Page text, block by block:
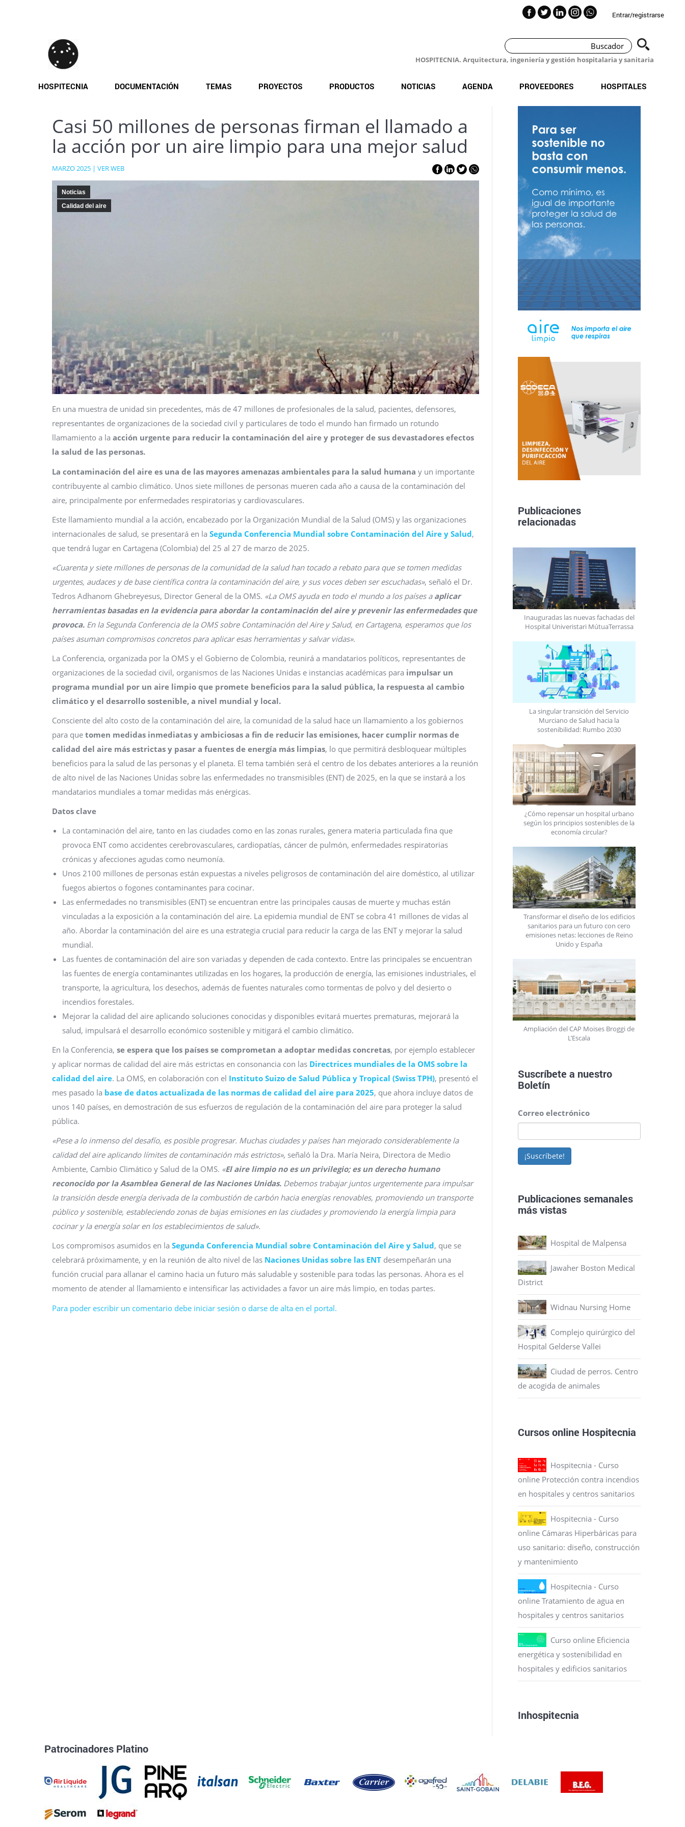
Entrar/registrarse
HOSPITECNIA. Arquitectura, ingeniería y gestión hospitalaria y sanitaria
HOSPITECNIA DOCUMENTACIÓN TEMAS PROYECTOS PRODUCTOS NOTICIAS AGENDA PROVEEDORES HOSPITALES
Casi 50 millones de personas firman el llamado a
la acción por un aire limpio para una mejor salud
MARZO 2025 | VER WEB
Noticias
Calidad del aire
En una muestra de unidad sin precedentes, más de 47 millones de profesionales de la salud, pacientes, defensores,
representantes de organizaciones de la sociedad civil y particulares de todo el mundo han firmado un rotundo
llamamiento a la acción urgente para reducir la contaminación del aire y proteger de sus devastadores efectos
la salud de las personas.
La contaminación del aire es una de las mayores amenazas ambientales para la salud humana y un importante
contribuyente al cambio climático. Unos siete millones de personas mueren cada año a causa de la contaminación del
aire, principalmente por enfermedades respiratorias y cardiovasculares.
Este llamamiento mundial a la acción, encabezado por la Organización Mundial de la Salud (OMS) y las organizaciones
internacionales de salud, se presentará en la Segunda Conferencia Mundial sobre Contaminación del Aire y Salud,
que tendrá lugar en Cartagena (Colombia) del 25 al 27 de marzo de 2025.
«Cuarenta y siete millones de personas de la comunidad de la salud han tocado a rebato para que se tomen medidas
urgentes, audaces y de base científica contra la contaminación del aire, y sus voces deben ser escuchadas», señaló el Dr.
Tedros Adhanom Ghebreyesus, Director General de la OMS. «La OMS ayuda en todo el mundo a los países a aplicar
herramientas basadas en la evidencia para abordar la contaminación del aire y prevenir las enfermedades que
provoca. En la Segunda Conferencia de la OMS sobre Contaminación del Aire y Salud, en Cartagena, esperamos que los
países asuman compromisos concretos para aplicar esas herramientas y salvar vidas».
La Conferencia, organizada por la OMS y el Gobierno de Colombia, reunirá a mandatarios políticos, representantes de
organizaciones de la sociedad civil, organismos de las Naciones Unidas e instancias académicas para impulsar un
programa mundial por un aire limpio que promete beneficios para la salud pública, la respuesta al cambio
climático y el desarrollo sostenible, a nivel mundial y local.
Consciente del alto costo de la contaminación del aire, la comunidad de la salud hace un llamamiento a los gobiernos
para que tomen medidas inmediatas y ambiciosas a fin de reducir las emisiones, hacer cumplir normas de
calidad del aire más estrictas y pasar a fuentes de energía más limpias, lo que permitirá desbloquear múltiples
beneficios para la salud de las personas y el planeta. El tema también será el centro de los debates anteriores a la reunión
de alto nivel de las Naciones Unidas sobre las enfermedades no transmisibles (ENT) de 2025, en la que se instará a los
mandatarios mundiales a tomar medidas más enérgicas.
Datos clave
La contaminación del aire, tanto en las ciudades como en las zonas rurales, genera materia particulada fina que
provoca ENT como accidentes cerebrovasculares, cardiopatías, cáncer de pulmón, enfermedades respiratorias
crónicas y afecciones agudas como neumonía.
Unos 2100 millones de personas están expuestas a niveles peligrosos de contaminación del aire doméstico, al utilizar
fuegos abiertos o fogones contaminantes para cocinar.
Las enfermedades no transmisibles (ENT) se encuentran entre las principales causas de muerte y muchas están
vinculadas a la exposición a la contaminación del aire. La epidemia mundial de ENT se cobra 41 millones de vidas al
año. Abordar la contaminación del aire es una estrategia crucial para reducir la carga de las ENT y mejorar la salud
mundial.
Las fuentes de contaminación del aire son variadas y dependen de cada contexto. Entre las principales se encuentran
las fuentes de energía contaminantes utilizadas en los hogares, la producción de energía, las emisiones industriales, el
transporte, la agricultura, los desechos, además de fuentes naturales como tormentas de polvo y del desierto o
incendios forestales.
Mejorar la calidad del aire aplicando soluciones conocidas y disponibles evitará muertes prematuras, mejorará la
salud, impulsará el desarrollo económico sostenible y mitigará el cambio climático.
En la Conferencia, se espera que los países se comprometan a adoptar medidas concretas, por ejemplo establecer
y aplicar normas de calidad del aire más estrictas en consonancia con las Directrices mundiales de la OMS sobre la
calidad del aire. La OMS, en colaboración con el Instituto Suizo de Salud Pública y Tropical (Swiss TPH), presentó el
mes pasado la base de datos actualizada de las normas de calidad del aire para 2025, que ahora incluye datos de
unos 140 países, en demostración de sus esfuerzos de regulación de la contaminación del aire para proteger la salud
pública.
«Pese a lo inmenso del desafío, es posible progresar. Muchas ciudades y países han mejorado considerablemente la
calidad del aire aplicando límites de contaminación más estrictos», señaló la Dra. María Neira, Directora de Medio
Ambiente, Cambio Climático y Salud de la OMS. «El aire limpio no es un privilegio; es un derecho humano
reconocido por la Asamblea General de las Naciones Unidas. Debemos trabajar juntos urgentemente para impulsar
la transición desde energía derivada de la combustión de carbón hacia energías renovables, promoviendo un transporte
público y sostenible, estableciendo zonas de bajas emisiones en las ciudades y promoviendo la energía limpia para
cocinar y la energía solar en los establecimientos de salud».
Los compromisos asumidos en la Segunda Conferencia Mundial sobre Contaminación del Aire y Salud, que se
celebrará próximamente, y en la reunión de alto nivel de las Naciones Unidas sobre las ENT desempeñarán una
función crucial para allanar el camino hacia un futuro más saludable y sostenible para todas las personas. Ahora es el
momento de atender al llamamiento e intensificar las actividades a favor un aire más limpio, en todas partes.
Para poder escribir un comentario debe iniciar sesión o darse de alta en el portal.
Publicaciones
relacionadas
Inauguradas las nuevas fachadas del
Hospital Univeristari MútuaTerrassa
La singular transición del Servicio
Murciano de Salud hacia la
sostenibilidad: Rumbo 2030
¿Cómo repensar un hospital urbano
según los principios sostenibles de la
economía circular?
Transformar el diseño de los edificios
sanitarios para un futuro con cero
emisiones netas: lecciones de Reino
Unido y España
Ampliación del CAP Moises Broggi de
L’Escala
Suscríbete a nuestro
Boletín
Correo electrónico
¡Suscríbete!
Publicaciones semanales
más vistas
Hospital de Malpensa
Jawaher Boston Medical
District
Widnau Nursing Home
Complejo quirúrgico del
Hospital Gelderse Vallei
Ciudad de perros. Centro
de acogida de animales
Cursos online Hospitecnia
Hospitecnia - Curso
online Protección contra incendios
en hospitales y centros sanitarios
Hospitecnia - Curso
online Cámaras Hiperbáricas para
uso sanitario: diseño, construcción
y mantenimiento
Hospitecnia - Curso
online Tratamiento de agua en
hospitales y centros sanitarios
Curso online Eficiencia
energética y sostenibilidad en
hospitales y edificios sanitarios
Inhospitecnia
Patrocinadores Platino